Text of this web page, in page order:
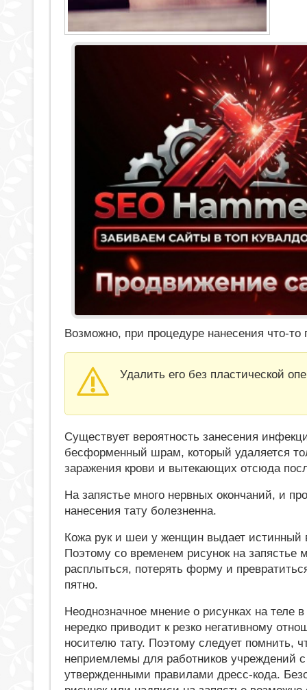
Возможно, при процедуре нанесения что-то
Удалить его без пластической
Существует вероятность занесения
бесформенный шрам, который удаляется
заражения крови и вытекающих отсюда
На запястье много нервных окончаний, и
нанесения тату болезненна.
Кожа рук и шеи у женщин выдает истинный
Поэтому со временем рисунок на запястье
расплыться, потерять форму и
пятно.
Неоднозначное мнение о рисунках на теле
нередко приводит к резко негативному
носителю тату. Поэтому следует помнить,
неприемлемы для работников учреждений с
утвержденными правилами дресс-кода.